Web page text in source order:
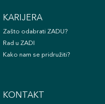
KARIJERA
Zašto odabrati ZADU?
Rad u ZADI
Kako nam se pridružiti?
KONTAKT